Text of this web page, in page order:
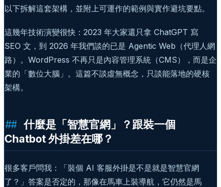
以下拆解這套架構，並附上可運作的範例與實作避坑要點。
這幾年技術演變很快：2023 年大家還只拿 ChatGPT 寫
SEO 文，到 2026 年我們談的已是 Agentic Web（代理人網
路）。WordPress 不再只是內容管理系統（CMS），而是企
業的「數位大腦」。這篇不談虛無概念，只談能落地的硬核
架構。
什麼是「智慧官網」？跟裝一個
Chatbot 外掛差在哪？
很多客戶問我：「裝個 AI 客服外掛是不是就是智慧官網
了？」答案是否定的，那像在馬車上裝導航，它仍然是馬